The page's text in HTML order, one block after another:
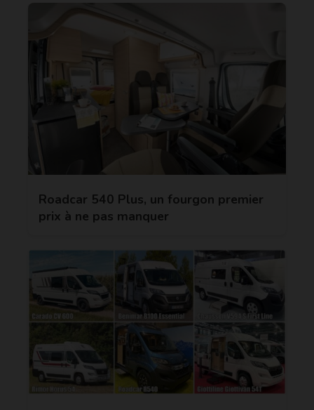
Roadcar 540 Plus, un fourgon premier
prix à ne pas manquer